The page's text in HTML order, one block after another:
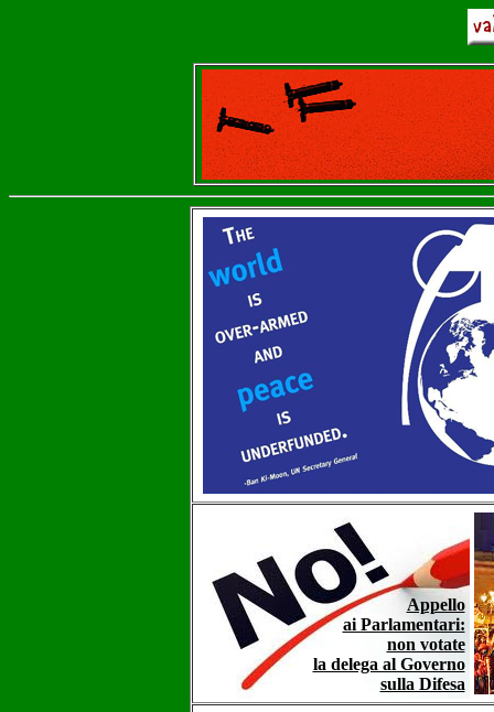
Appello
ai Parlamentari:
non votate
la delega al Governo
sulla Difesa